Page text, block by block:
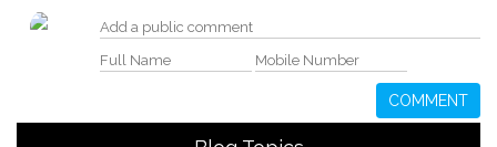
COMMENT